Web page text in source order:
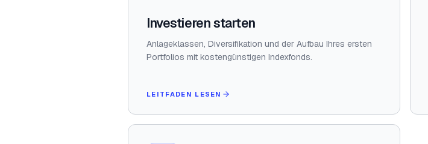
Investieren starten
Anlageklassen, Diversifikation und der Aufbau Ihres ersten
Portfolios mit kostengünstigen Indexfonds.
LEITFADEN LESEN